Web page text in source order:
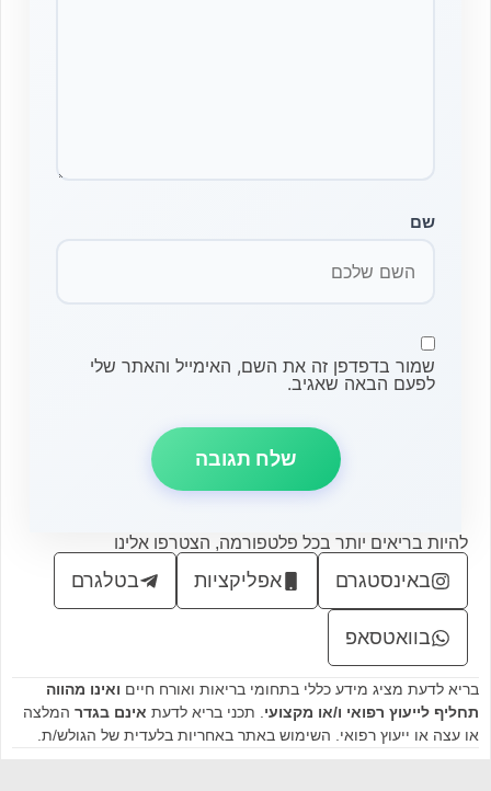
שם
שמור בדפדפן זה את השם, האימייל והאתר שלי
לפעם הבאה שאגיב.
להיות בריאים יותר בכל פלטפורמה, הצטרפו אלינו
באינסטגרם אפליקציות בטלגרם
בוואטסאפ
בריא לדעת מציג מידע כללי בתחומי בריאות ואורח חיים ואינו מהווה
תחליף לייעוץ רפואי ו/או מקצועי. תכני בריא לדעת אינם בגדר המלצה
או עצה או ייעוץ רפואי. השימוש באתר באחריות בלעדית של הגולש/ת.